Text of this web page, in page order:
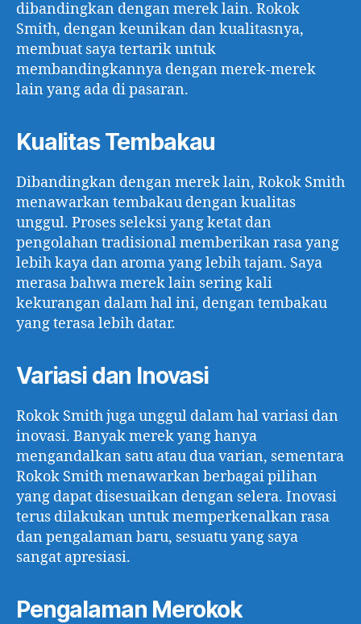
dibandingkan dengan merek lain. Rokok
Smith, dengan keunikan dan kualitasnya,
membuat saya tertarik untuk
membandingkannya dengan merek-merek
lain yang ada di pasaran.
Kualitas Tembakau
Dibandingkan dengan merek lain, Rokok Smith
menawarkan tembakau dengan kualitas
unggul. Proses seleksi yang ketat dan
pengolahan tradisional memberikan rasa yang
lebih kaya dan aroma yang lebih tajam. Saya
merasa bahwa merek lain sering kali
kekurangan dalam hal ini, dengan tembakau
yang terasa lebih datar.
Variasi dan Inovasi
Rokok Smith juga unggul dalam hal variasi dan
inovasi. Banyak merek yang hanya
mengandalkan satu atau dua varian, sementara
Rokok Smith menawarkan berbagai pilihan
yang dapat disesuaikan dengan selera. Inovasi
terus dilakukan untuk memperkenalkan rasa
dan pengalaman baru, sesuatu yang saya
sangat apresiasi.
Pengalaman Merokok